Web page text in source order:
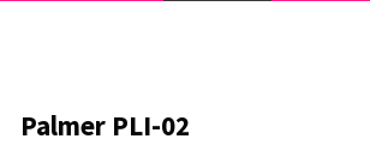
Palmer PLI-02